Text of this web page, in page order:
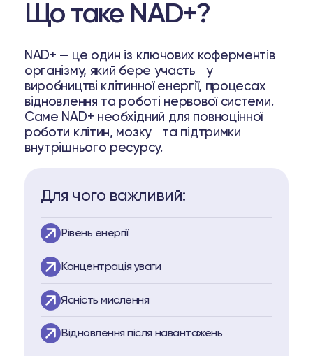
Telegram
System
Що таке NAD+?
NAD+ — це один із ключових коферментів
організму, який бере участь у
виробництві клітинної енергії, процесах
відновлення та роботі нервової системи.
Саме NAD+ необхідний для повноцінної
роботи клітин, мозку та підтримки
внутрішнього ресурсу.
Для чого важливий:
Рівень енергії
Концентрація уваги
Ясність мислення
Відновлення після навантажень